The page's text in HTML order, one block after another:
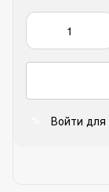
Войти для